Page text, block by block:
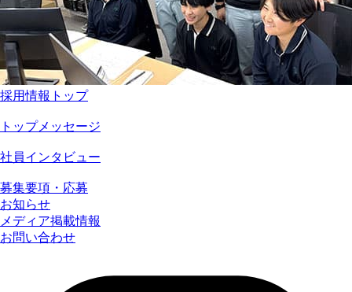
採用情報トップ
トップメッセージ
社員インタビュー
募集要項・応募
お知らせ
メディア掲載情報
お問い合わせ